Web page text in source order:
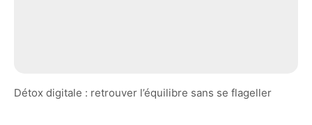
Détox digitale : retrouver l’équilibre sans se flageller